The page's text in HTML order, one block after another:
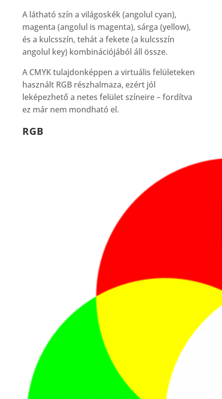
A látható szín a világoskék (angolul cyan),
magenta (angolul is magenta), sárga (yellow),
és a kulcsszín, tehát a fekete (a kulcsszín
angolul key) kombinációjából áll össze.
A CMYK tulajdonképpen a virtuális felületeken
használt RGB részhalmaza, ezért jól
leképezhető a netes felület színeire – fordítva
ez már nem mondható el.
RGB